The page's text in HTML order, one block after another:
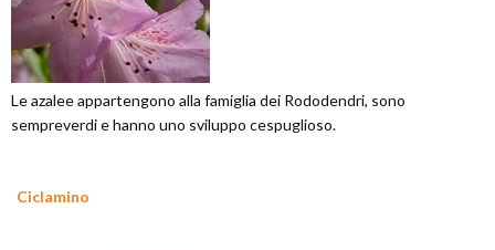
Le azalee appartengono alla famiglia dei Rododendri, sono
sempreverdi e hanno uno sviluppo cespuglioso.
Ciclamino